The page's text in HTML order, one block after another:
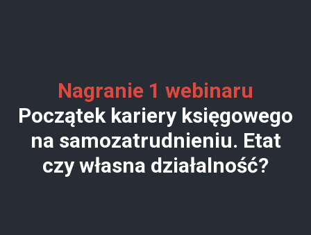
Nagranie 1 webinaru
Początek kariery księgowego
na samozatrudnieniu. Etat
czy własna działalność?